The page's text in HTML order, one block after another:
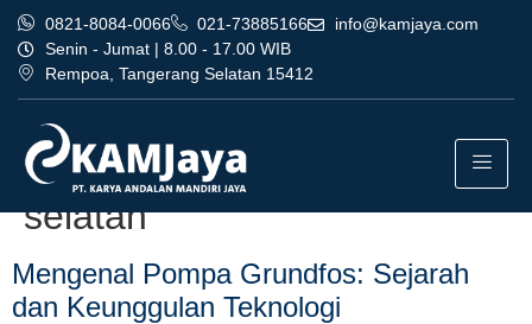
0821-8084-0066 021-73885166
info@kamjaya.com
Senin - Jumat | 8.00 - 17.00 WIB
Rempoa, Tangerang Selatan 15412
Tag:
bandung bergaransi jakarta
selatan
Mengenal Pompa Grundfos: Sejarah
dan Keunggulan Teknologi